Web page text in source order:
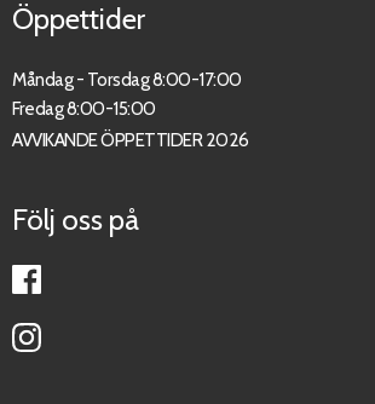
Öppettider
Måndag - Torsdag 8:00-17:00
Fredag 8:00-15:00
AVVIKANDE ÖPPETTIDER 2026
Följ oss på